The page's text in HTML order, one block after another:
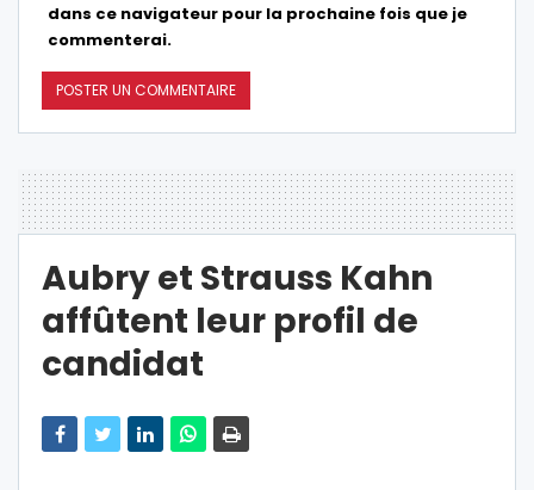
dans ce navigateur pour la prochaine fois que je
commenterai.
Aubry et Strauss Kahn
affûtent leur profil de
candidat